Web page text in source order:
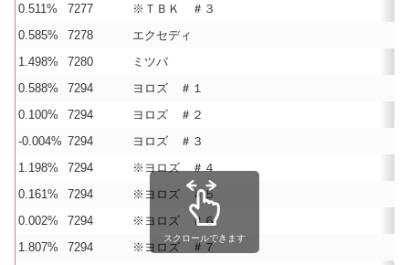
0.511%
7277
※ＴＢＫ ＃３
0.585%
7278
エクセディ
1.498%
7280
ミツバ
0.588%
7294
ヨロズ ＃１
0.100%
7294
ヨロズ ＃２
-0.004% 7294
ヨロズ ＃３
1.198%
7294
※ヨロズ ＃４
0.161%
7294
※ヨロズ ＃５
0.002%
7294
※ヨロズ ＃６
1.807%
7294
※ヨロズ ＃７
スクロールできます